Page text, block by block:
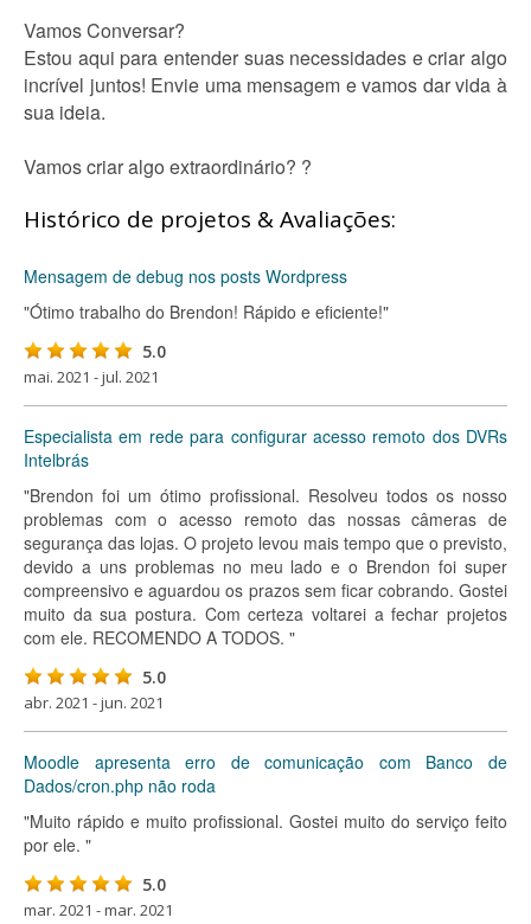
Vamos Conversar?
Estou aqui para entender suas necessidades e criar algo
incrível juntos! Envie uma mensagem e vamos dar vida à
sua ideia.
Vamos criar algo extraordinário? ?
Histórico de projetos & Avaliações:
Mensagem de debug nos posts Wordpress
"Ótimo trabalho do Brendon! Rápido e eficiente!"
5.0
mai. 2021 - jul. 2021
Especialista em rede para configurar acesso remoto dos DVRs
Intelbrás
"Brendon foi um ótimo profissional. Resolveu todos os nosso
problemas com o acesso remoto das nossas câmeras de
segurança das lojas. O projeto levou mais tempo que o previsto,
devido a uns problemas no meu lado e o Brendon foi super
compreensivo e aguardou os prazos sem ficar cobrando. Gostei
muito da sua postura. Com certeza voltarei a fechar projetos
com ele. RECOMENDO A TODOS. "
5.0
abr. 2021 - jun. 2021
Moodle apresenta erro de comunicação com Banco de
Dados/cron.php não roda
"Muito rápido e muito profissional. Gostei muito do serviço feito
por ele. "
5.0
mar. 2021 - mar. 2021